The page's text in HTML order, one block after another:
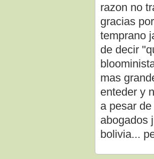
razon no
gracias
temprano
de decir
mas
enteder y
a pesar
abogados
bolivia...